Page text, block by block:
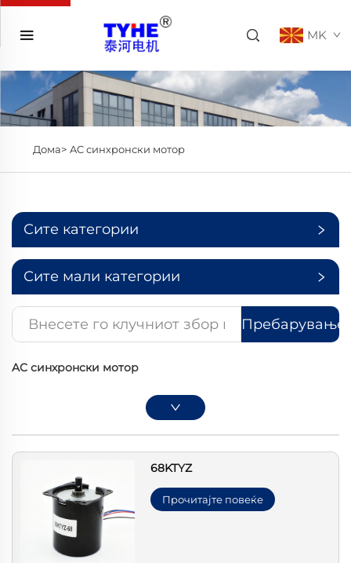
MK
Дома> AC синхронски мотор
Сите категории
Сите мали категории
Пребарување
AC синхронски мотор
68KTYZ
Прочитајте повеќе